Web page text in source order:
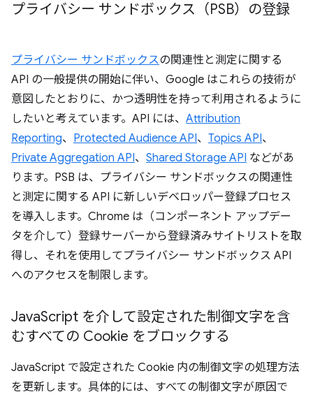
プライバシー サンドボックス（PSB）の登録
プライバシー サンドボックスの関連性と測定に関する
API の一般提供の開始に伴い、Google はこれらの技術が
意図したとおりに、かつ透明性を持って利用されるように
したいと考えています。API には、 Attribution
Reporting、 Protected Audience API、 Topics API、
Private Aggregation API、 Shared Storage API などがあ
ります。PSB は、プライバシー サンドボックスの関連性
と測定に関する API に新しいデベロッパー登録プロセス
を導入します。Chrome は（コンポーネント アップデー
タを介して）登録サーバーから登録済みサイトリストを取
得し、それを使用してプライバシー サンドボックス API
へのアクセスを制限します。
JavaScript を介して設定された制御文字を含
むすべての Cookie をブロックする
JavaScript で設定された Cookie 内の制御文字の処理方法
を更新します。具体的には、すべての制御文字が原因で